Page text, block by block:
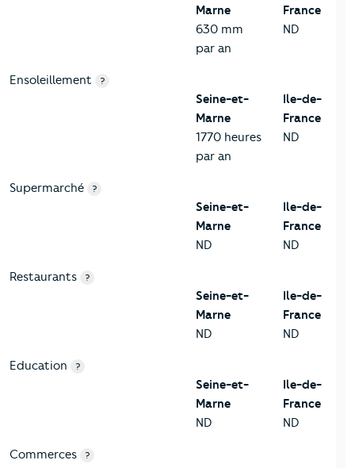
Marne
630 mm
par an
France
ND
Ensoleillement ?
Seine-et-
Marne
1770 heures
par an
Ile-de-
France
ND
Supermarché ?
Seine-et-
Marne
ND
Ile-de-
France
ND
Restaurants ?
Seine-et-
Marne
ND
Ile-de-
France
ND
Education ?
Seine-et-
Marne
ND
Ile-de-
France
ND
Commerces ?